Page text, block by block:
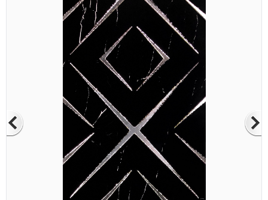
Betaş Cam Mozaik
Betaş Cam Mozik olarak tam zamanlı
meslektaşlar arıyoruz. Özgeçmişlerinizi
gönderdikten sonra tarafımıza bilgi
vermeniz faydalı olacaktır.
Özgeçmişlerinizi yandaki formdan
bizlere ulaştırabilirsiniz. Bizi tercih
ettiğiniz için teşekkür ederiz.